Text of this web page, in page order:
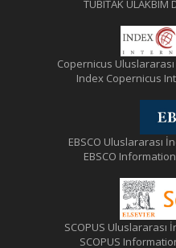
TUBITAK
Copernicus
Index Copernicus
EBSCO Uluslararası
EBSCO
SCOPUS
SCOPUS